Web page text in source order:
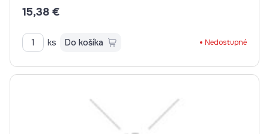
15,38 €
ks Do košíka Nedostupné